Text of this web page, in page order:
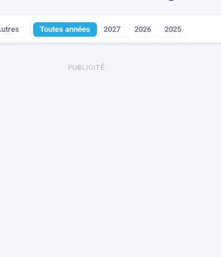
Toutes années 2027 2026 2025
PUBLICITÉ